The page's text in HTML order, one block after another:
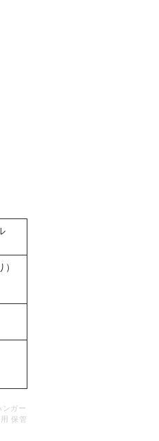
ガー
保管